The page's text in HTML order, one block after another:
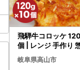
飛騨牛コロッケ
個 | レンジ 手作り
凍食品 ひだコロッ
1
岐阜県高山市